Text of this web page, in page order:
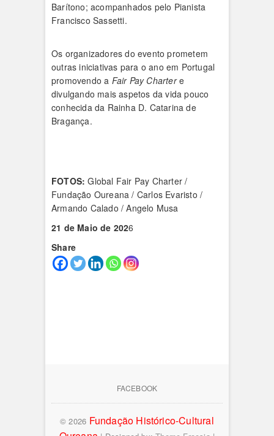
Barítono; acompanhados pelo Pianista
Francisco Sassetti.
Os organizadores do evento prometem
outras iniciativas para o ano em Portugal
promovendo a Fair Pay Chartere
divulgando mais aspetos da vida pouco
conhecida da Rainha D. Catarina de
Bragança.
FOTOS:Global Fair Pay Charter /
Fundação Oureana / Carlos Evaristo /
Armando Calado / Angelo Musa
21 de Maio de 2026
Share
FACEBOOK
© 2026 Fundação Histórico-Cultural